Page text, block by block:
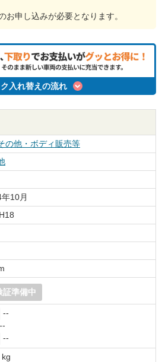
お申し込みが必要となります。
ク入れ替えの流れ
の他・ボディ販売等
10月
証準備中
--
--
--